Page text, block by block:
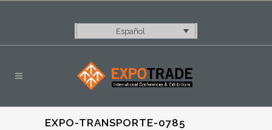
Español
EXPO-TRANSPORTE-0785